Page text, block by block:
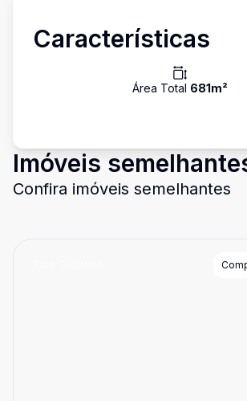
Características
Área Total 681m²
Imóveis
Confira imóveis semelhantes